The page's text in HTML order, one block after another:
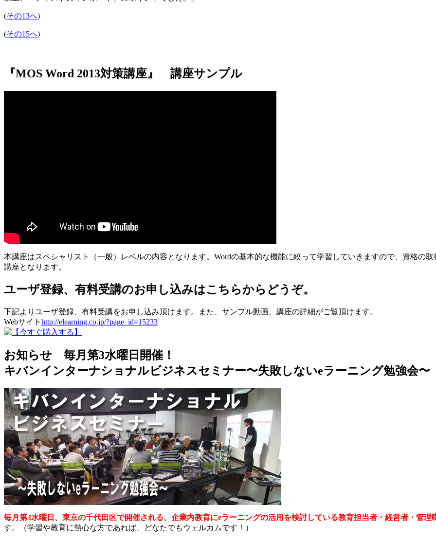
(その13へ)
(その15へ)
『MOS Word 2013対策講座』 講座サンプル
本講座はスペシャリスト（一般）レベルの内容となります。Wordの基本的な機能に絞って学習していきますので、資格の
講座となります。
ユーザ登録、有料受講のお申し込みはこちらからどうぞ。
下記よりユーザ登録、有料受講をお申し込み頂けます。また、サンプル動画、講座の詳細がご覧頂けます。
Webサイト http://elearning.co.jp/?page_id=15233
お知らせ 毎月第3水曜日開催！
キバンインターナショナルビジネスセミナー〜失敗しないeラーニング勉強会〜
毎月第3水曜日、東京の千代田区で開催される、企業内教育にeラーニングの活用を検討している教育担当者・経営者・管
す。（学習や教育に熱心な方であれば、どなたでもウェルカムです！）